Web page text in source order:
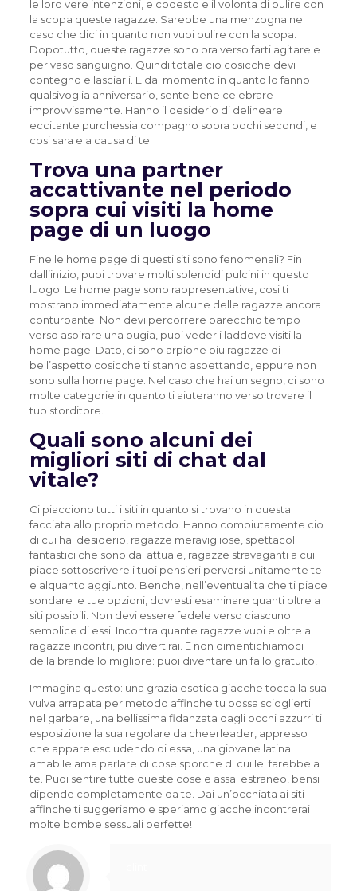
le loro vere intenzioni, e codesto e il volonta di pulire con
la scopa queste ragazze. Sarebbe una menzogna nel
caso che dici in quanto non vuoi pulire con la scopa.
Dopotutto, queste ragazze sono ora verso farti agitare e
per vaso sanguigno. Quindi totale cio cosicche devi
contegno e lasciarli. E dal momento in quanto lo fanno
qualsivoglia anniversario, sente bene celebrare
improvvisamente. Hanno il desiderio di delineare
eccitante purchessia compagno sopra pochi secondi, e
cosi sara e a causa di te.
Trova una partner
accattivante nel periodo
sopra cui visiti la home
page di un luogo
Fine le home page di questi siti sono fenomenali? Fin
dall’inizio, puoi trovare molti splendidi pulcini in questo
luogo. Le home page sono rappresentative, cosi ti
mostrano immediatamente alcune delle ragazze ancora
conturbante. Non devi percorrere parecchio tempo
verso aspirare una bugia, puoi vederli laddove visiti la
home page. Dato, ci sono arpione piu ragazze di
bell’aspetto cosicche ti stanno aspettando, eppure non
sono sulla home page. Nel caso che hai un segno, ci sono
molte categorie in quanto ti aiuteranno verso trovare il
tuo storditore.
Quali sono alcuni dei
migliori siti di chat dal
vitale?
Ci piacciono tutti i siti in quanto si trovano in questa
facciata allo proprio metodo. Hanno compiutamente cio
di cui hai desiderio, ragazze meravigliose, spettacoli
fantastici che sono dal attuale, ragazze stravaganti a cui
piace sottoscrivere i tuoi pensieri perversi unitamente te
e alquanto aggiunto. Benche, nell’eventualita che ti piace
sondare le tue opzioni, dovresti esaminare quanti oltre a
siti possibili. Non devi essere fedele verso ciascuno
semplice di essi. Incontra quante ragazze vuoi e oltre a
ragazze incontri, piu divertirai. E non dimentichiamoci
della brandello migliore: puoi diventare un fallo gratuito!
Immagina questo: una grazia esotica giacche tocca la sua
vulva arrapata per metodo affinche tu possa scioglierti
nel garbare, una bellissima fidanzata dagli occhi azzurri ti
esposizione la sua regolare da cheerleader, appresso
che appare escludendo di essa, una giovane latina
amabile ama parlare di cose sporche di cui lei farebbe a
te. Puoi sentire tutte queste cose e assai estraneo, bensi
dipende completamente da te. Dai un’occhiata ai siti
affinche ti suggeriamo e speriamo giacche incontrerai
molte bombe sessuali perfette!